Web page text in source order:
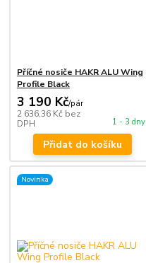
Příčné nosiče HAKR ALU Wing
Profile Black
3 190 Kč/pár
2 636,36 Kč bez
DPH
1 - 3 dny
Přidat do košíku
Novinka